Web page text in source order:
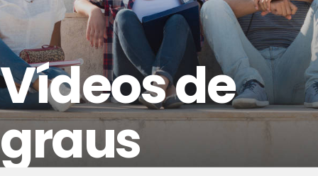
Vídeos de
graus